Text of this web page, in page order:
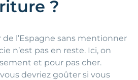
?
l’Espagne sans mentionner
n’est pas en reste. Ici, on
et pour pas cher.
devriez goûter si vous